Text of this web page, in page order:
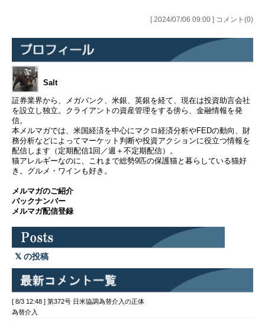
[ 2024/07/06 09:00 ] コメント(0)
Salt
証券業界から、メガバンク、米銀、英銀を経て、現在は投資助言会社
を設立し独立。クライアントの資産管理をする傍ら、金融情報を発
信。
本メルマガでは、米国経済を中心にマクロ経済分析やFEDの動向、財
務分析などによってマーケット判断や投資アクションに役立つ情報を
配信します（定期配信1回／週＋不定期配信）。
猫アレルギーなのに、これまで総勢9匹の保護猫と暮らしている猫好
き。グルメ・ワインも好き。
メルマガのご紹介
バックナンバー
メルマガ配信登録
の投稿
[ 8/3 12:48 ] 第372号 日米協調為替介入の正体
為替介入